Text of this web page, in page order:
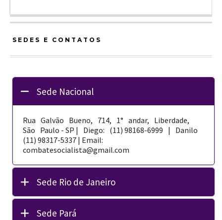
SEDES E CONTATOS
Sede Nacional
Rua Galvão Bueno, 714, 1° andar, Liberdade,
São Paulo - SP | Diego: (11) 98168-­6999 | Danilo
(11) 98317-5337 | Email:
combatesocialista@gmail.com
Sede Rio de Janeiro
Sede Pará